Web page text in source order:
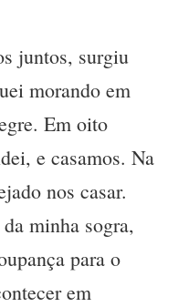
juntos, surgiu
morando em
Em oito
e casamos. Na
nos casar.
minha sogra,
para o
em